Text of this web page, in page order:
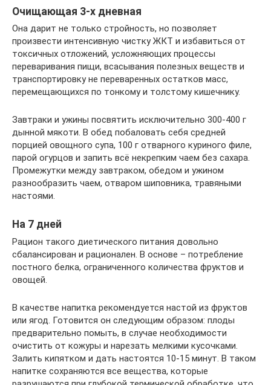
Очищающая 3-х дневная
Она дарит не только стройность, но позволяет
произвести интенсивную чистку ЖКТ и избавиться от
токсичных отложений, усложняющих процессы
переваривания пищи, всасывания полезных веществ и
транспортировку не переваренных остатков масс,
перемещающихся по тонкому и толстому кишечнику.
Завтраки и ужины посвятить исключительно 300-400 г
дынной мякоти. В обед побаловать себя средней
порцией овощного супа, 100 г отварного куриного филе,
парой огурцов и запить всё некрепким чаем без сахара.
Промежутки между завтраком, обедом и ужином
разнообразить чаем, отваром шиповника, травяными
настоями.
На 7 дней
Рацион такого диетического питания довольно
сбалансирован и рационален. В основе – потребление
постного белка, ограниченного количества фруктов и
овощей.
В качестве напитка рекомендуется настой из фруктов
или ягод. Готовится он следующим образом: плоды
предварительно помыть, в случае необходимости
очистить от кожуры и нарезать мелкими кусочками.
Залить кипятком и дать настоятся 10-15 минут. В таком
напитке сохраняются все вещества, которые